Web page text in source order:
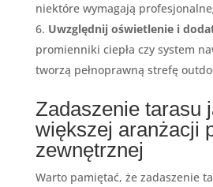
niektóre wymagają
Uwzględnij oświetlenie i
promienniki ciepła czy system
tworzą pełnoprawną strefę
Zadaszenie tarasu
większej aranżacji
zewnętrznej
Warto pamiętać, że zadaszenie